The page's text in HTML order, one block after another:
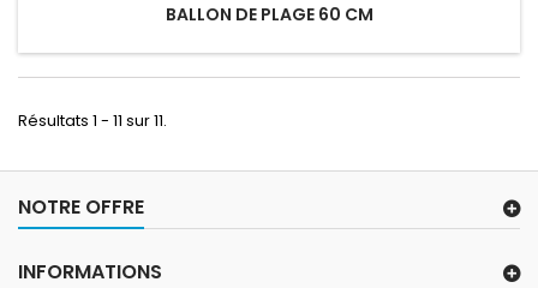
BALLON DE PLAGE 60 CM
Résultats 1 - 11 sur 11.
NOTRE OFFRE
INFORMATIONS